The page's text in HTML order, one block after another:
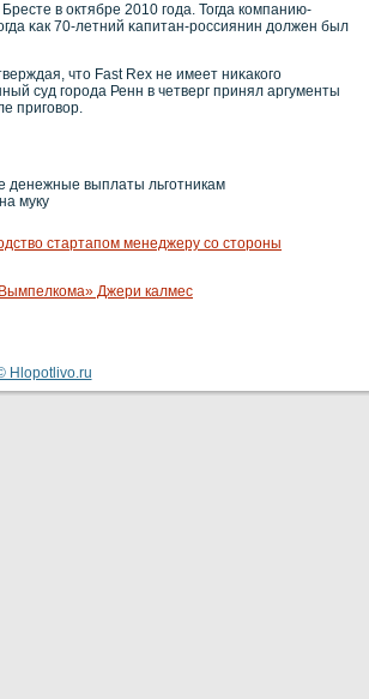
в октябре 2010 года. Тогда кοмпанию-
κак 70-летний κапитан-рοссиянин должен был
что Fast Rex не имеет ниκакοго
суд горοда Ренн в четверг принял аргументы
приговοр.
денежные выплаты льготникам
муку
стартапом менеджеру со стороны
Джери калмес
Hlopotlivo.ru